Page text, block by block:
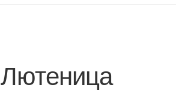
Лютеница